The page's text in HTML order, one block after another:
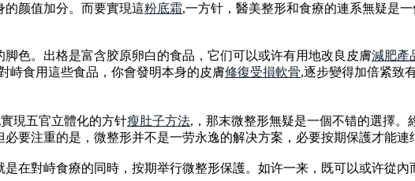
颜值加分。而要實現這粉底霜,一方针，醫美整形和食療的連系無疑是
色。出格是富含胶原卵白的食品，它们可以或许有用地改良皮膚減肥產
峙食用這些食品，你會發明本身的皮膚修復受損軟骨,逐步變得加倍紧致
現五官立體化的方针瘦肚子方法,，那末微整形無疑是一個不错的選擇
要注重的是，微整形并不是一劳永逸的解决方案，必要按期保護才能連
在對峙食療的同時，按期举行微整形保護。如许一来，既可以或许從